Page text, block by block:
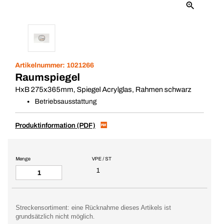
Artikelnummer: 1021266
Raumspiegel
HxB 275x365mm, Spiegel Acrylglas, Rahmen schwarz
Betriebsausstattung
Produktinformation (PDF)
VPE / ST
1
Menge
Streckensortiment: eine Rücknahme dieses Artikels ist
grundsätzlich nicht möglich.